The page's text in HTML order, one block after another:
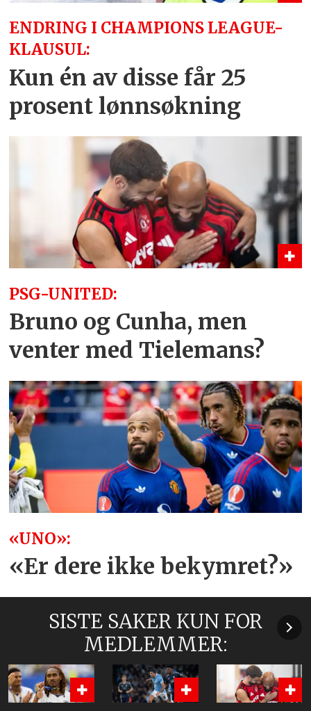
ENDRING I CHAMPIONS LEAGUE-
KLAUSUL:
Kun én av disse får 25
prosent lønnsøkning
PSG-UNITED:
Bruno og Cunha, men
venter med Tielemans?
«UNO»:
«Er dere ikke bekymret?»
SISTE SAKER KUN FOR
MEDLEMMER: